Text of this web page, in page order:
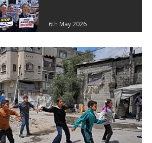
6th May 2026